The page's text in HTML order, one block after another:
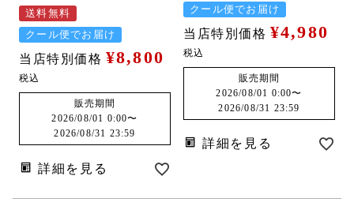
送料無料
クール便でお届け
当店特別価格 ¥8,800
税込
販売期間
2026/08/01 0:00〜
2026/08/31 23:59
詳細を見る
クール便でお届け
当店特別価格 ¥4,980
税込
販売期間
2026/08/01 0:00〜
2026/08/31 23:59
詳細を見る